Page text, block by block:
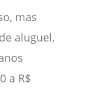
mas
aluguel,
a R$